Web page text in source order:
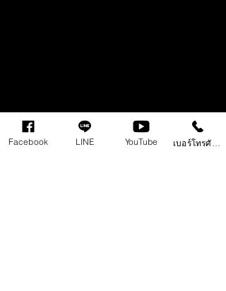
Facebook LINE YouTube